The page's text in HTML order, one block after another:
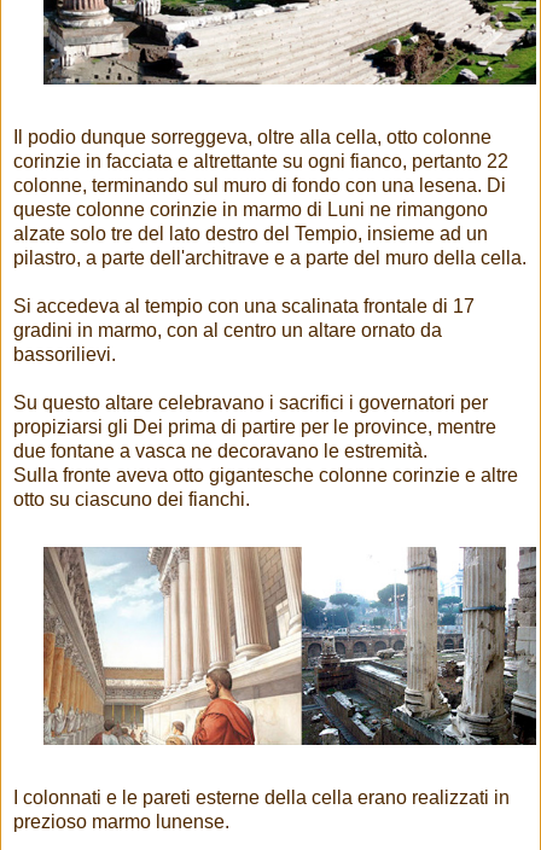
Il podio dunque sorreggeva, oltre alla cella, otto colonne
corinzie in facciata e altrettante su ogni fianco, pertanto 22
colonne, terminando sul muro di fondo con una lesena. Di
queste colonne corinzie in marmo di Luni ne rimangono
alzate solo tre del lato destro del Tempio, insieme ad un
pilastro, a parte dell'architrave e a parte del muro della cella.
Si accedeva al tempio con una scalinata frontale di 17
gradini in marmo, con al centro un altare ornato da
bassorilievi.
Su questo altare celebravano i sacrifici i governatori per
propiziarsi gli Dei prima di partire per le province, mentre
due fontane a vasca ne decoravano le estremità.
Sulla fronte aveva otto gigantesche colonne corinzie e altre
otto su ciascuno dei fianchi.
I colonnati e le pareti esterne della cella erano realizzati in
prezioso marmo lunense.